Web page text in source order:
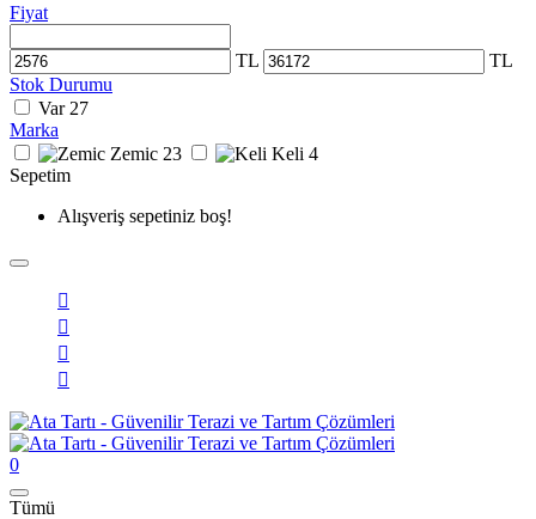
Fiyat
TL
TL
Stok Durumu
Var 27
Marka
Zemic 23 Keli 4
Sepetim
Alışveriş sepetiniz boş!
0
Tümü